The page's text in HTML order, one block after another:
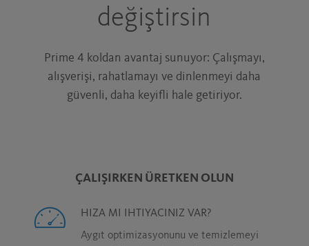
değiştirsin
Prime 4 koldan avantaj sunuyor: Çalışmayı,
alışverişi, rahatlamayı ve dinlenmeyi daha
güvenli, daha keyifli hale getiriyor.
ÇALIŞIRKEN ÜRETKEN OLUN
HIZA MI IHTIYACINIZ VAR?
Aygıt optimizasyonunu ve temizlemeyi